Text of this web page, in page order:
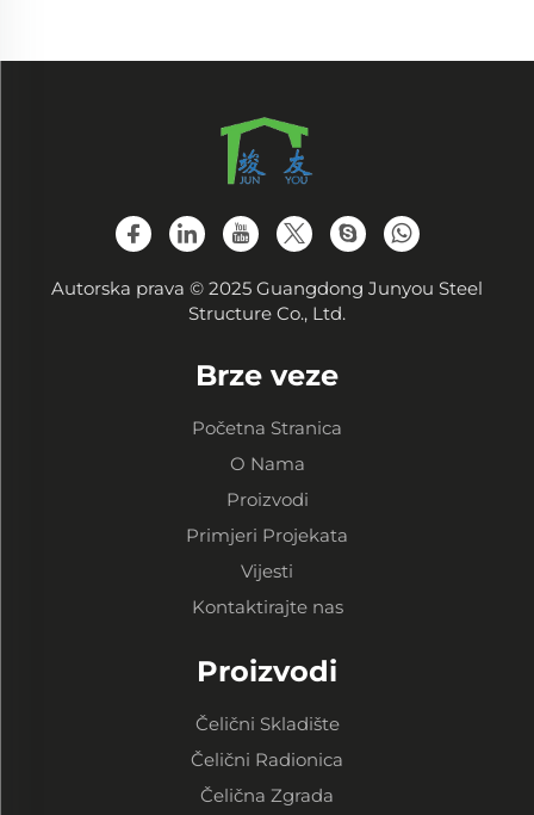
Autorska prava © 2025 Guangdong Junyou Steel
Structure Co., Ltd.
Brze veze
Početna Stranica
O Nama
Proizvodi
Primjeri Projekata
Vijesti
Kontaktirajte nas
Proizvodi
Čelični Skladište
Čelični Radionica
Čelična Zgrada